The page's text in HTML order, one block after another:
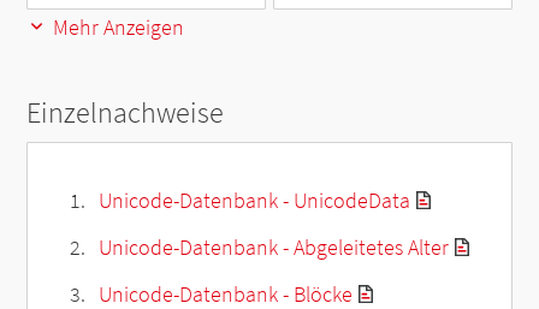
Mehr Anzeigen
Einzelnachweise
Unicode-Datenbank - UnicodeData
Unicode-Datenbank - Abgeleitetes Alter
Unicode-Datenbank - Blöcke